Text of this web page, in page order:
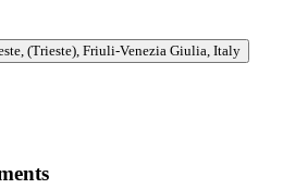
(Trieste), Friuli-Venezia Giulia, Italy